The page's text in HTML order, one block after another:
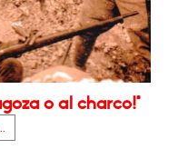
o al charco!"